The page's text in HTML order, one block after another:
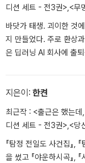
저렴한 숙소를 미리 예약
착했는데, 그들을 맞이
어 선 자판기였다.
그들에게 무슨 일이
는 자신이 파는 상품과
을 느낄 줄 아는 존재다.
구보다도 특별하게 여기
해 주는 남자 철용 씨였
비극이 닥치고 만다.
디션 세트 - 전3권>,<무
바닷가 태생. 괴이한 것
지 만들었다. 주로 환상
은 딥러닝 AI 회사에 출
짧은 제목의 단편들로 여
국 공포 문학의 밤』(「이
의눈 뽑아 마시다 자판
지은이: 한켠
최근작 : <출근은 했는
디션 세트 - 전3권>,<당
『탐정 전일도 사건집』,
을 썼고 『야운하시곡』,